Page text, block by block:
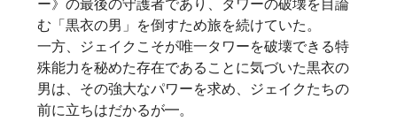
む「黒衣の男」を倒すため旅を続けていた。
一方、ジェイクこそが唯一タワーを破壊できる特
殊能力を秘めた存在であることに気づいた黒衣の
男は、その強大なパワーを求め、ジェイクたちの
前に立ちはだかるが━。